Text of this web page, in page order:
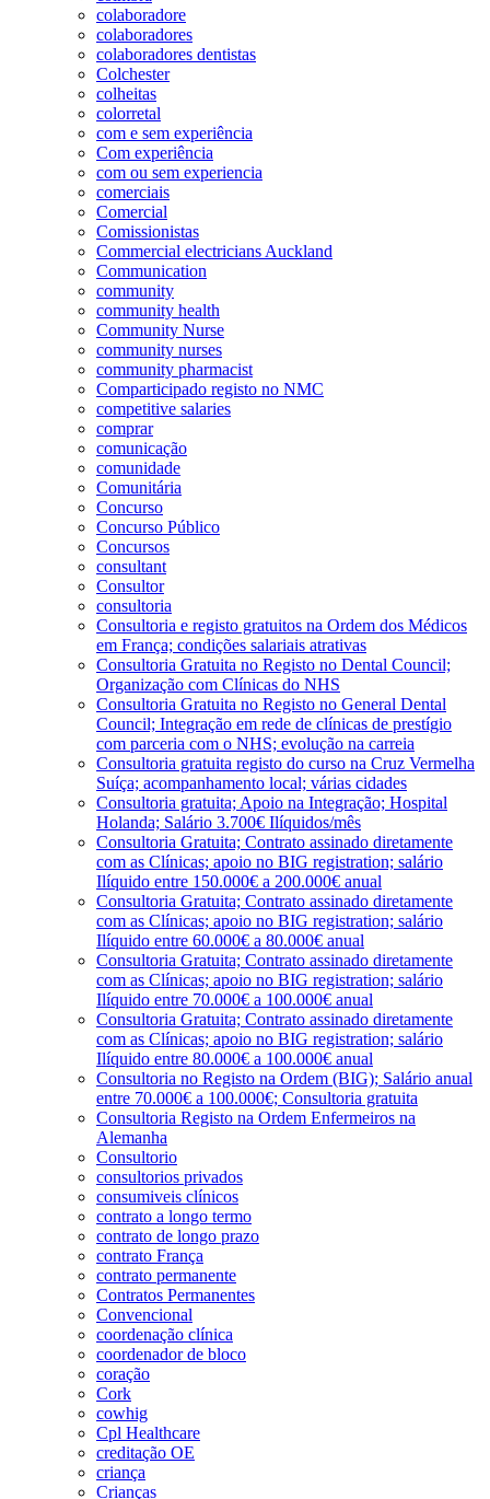
colaboradore
colaboradores
colaboradores dentistas
Colchester
colheitas
colorretal
com e sem experiência
Com experiência
com ou sem experiencia
comerciais
Comercial
Comissionistas
Commercial electricians Auckland
Communication
community
community health
Community Nurse
community nurses
community pharmacist
Comparticipado registo no NMC
competitive salaries
comprar
comunicação
comunidade
Comunitária
Concurso
Concurso Público
Concursos
consultant
Consultor
consultoria
Consultoria e registo gratuitos na Ordem dos Médicos
em França; condições salariais atrativas
Consultoria Gratuita no Registo no Dental Council;
Organização com Clínicas do NHS
Consultoria Gratuita no Registo no General Dental
Council; Integração em rede de clínicas de prestígio
com parceria com o NHS; evolução na carreia
Consultoria gratuita registo do curso na Cruz Vermelha
Suíça; acompanhamento local; várias cidades
Consultoria gratuita; Apoio na Integração; Hospital
Holanda; Salário 3.700€ Ilíquidos/mês
Consultoria Gratuita; Contrato assinado diretamente
com as Clínicas; apoio no BIG registration; salário
Ilíquido entre 150.000€ a 200.000€ anual
Consultoria Gratuita; Contrato assinado diretamente
com as Clínicas; apoio no BIG registration; salário
Ilíquido entre 60.000€ a 80.000€ anual
Consultoria Gratuita; Contrato assinado diretamente
com as Clínicas; apoio no BIG registration; salário
Ilíquido entre 70.000€ a 100.000€ anual
Consultoria Gratuita; Contrato assinado diretamente
com as Clínicas; apoio no BIG registration; salário
Ilíquido entre 80.000€ a 100.000€ anual
Consultoria no Registo na Ordem (BIG); Salário anual
entre 70.000€ a 100.000€; Consultoria gratuita
Consultoria Registo na Ordem Enfermeiros na
Alemanha
Consultorio
consultorios privados
consumiveis clínicos
contrato a longo termo
contrato de longo prazo
contrato França
contrato permanente
Contratos Permanentes
Convencional
coordenação clínica
coordenador de bloco
coração
Cork
cowhig
Cpl Healthcare
creditação OE
criança
Crianças